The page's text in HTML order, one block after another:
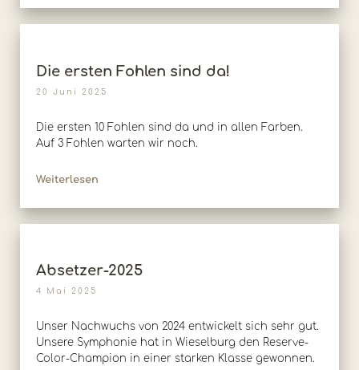
Die ersten Fohlen sind da!
20 Juni 2025
Die ersten 10 Fohlen sind da und in allen Farben.
Auf 3 Fohlen warten wir noch.
Weiterlesen
Absetzer-2025
4 Mai 2025
Unser Nachwuchs von 2024 entwickelt sich sehr gut.
Unsere Symphonie hat in Wieselburg den Reserve-
Color-Champion in einer starken Klasse gewonnen.